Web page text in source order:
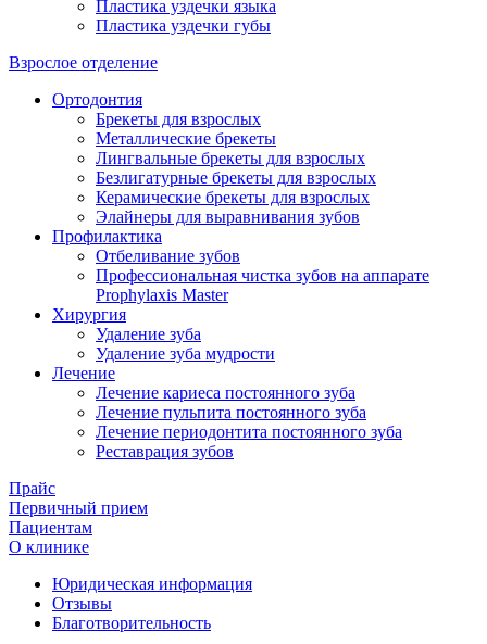
Пластика уздечки языка
Пластика уздечки губы
Взрослое отделение
Ортодонтия
Брекеты для взрослых
Металлические брекеты
Лингвальные брекеты для взрослых
Безлигатурные брекеты для взрослых
Керамические брекеты для взрослых
Элайнеры для выравнивания зубов
Профилактика
Отбеливание зубов
Профессиональная чистка зубов на аппарате
Prophylaxis Master
Хирургия
Удаление зуба
Удаление зуба мудрости
Лечение
Лечение кариеса постоянного зуба
Лечение пульпита постоянного зуба
Лечение периодонтита постоянного зуба
Реставрация зубов
Прайс
Первичный прием
Пациентам
О клинике
Юридическая информация
Отзывы
Благотворительность